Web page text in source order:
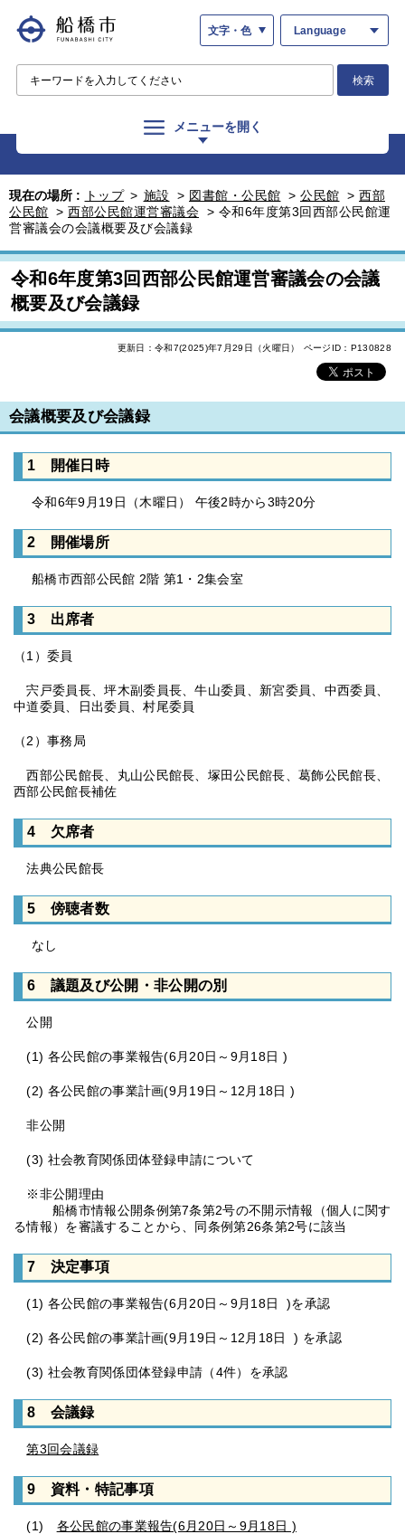
文字・色 Language
検索
メニューを開く
現在の場所 : トップ > 施設 > 図書館・公民館 > 公民館 > 西部
公民館 > 西部公民館運営審議会 > 令和6年度第3回西部公民館運
営審議会の会議概要及び会議録
令和6年度第3回西部公民館運営審議会の会議
概要及び会議録
更新日：令和7(2025)年7月29日（火曜日） ページID：P130828
会議概要及び会議録
1 開催日時
令和6年9月19日（木曜日） 午後2時から3時20分
2 開催場所
船橋市西部公民館 2階 第1・2集会室
3 出席者
（1）委員
宍戸委員長、坪木副委員長、牛山委員、新宮委員、中西委員、
中道委員、日出委員、村尾委員
（2）事務局
西部公民館長、丸山公民館長、塚田公民館長、葛飾公民館長、
西部公民館長補佐
4 欠席者
法典公民館長
5 傍聴者数
なし
6 議題及び公開・非公開の別
公開
(1) 各公民館の事業報告(6月20日～9月18日 )
(2) 各公民館の事業計画(9月19日～12月18日 )
非公開
(3) 社会教育関係団体登録申請について
※非公開理由
船橋市情報公開条例第7条第2号の不開示情報（個人に関す
る情報）を審議することから、同条例第26条第2号に該当
7 決定事項
(1) 各公民館の事業報告(6月20日～9月18日 )を承認
(2) 各公民館の事業計画(9月19日～12月18日 ) を承認
(3) 社会教育関係団体登録申請（4件）を承認
8 会議録
第3回会議録
9 資料・特記事項
(1) 各公民館の事業報告(6月20日～9月18日 )